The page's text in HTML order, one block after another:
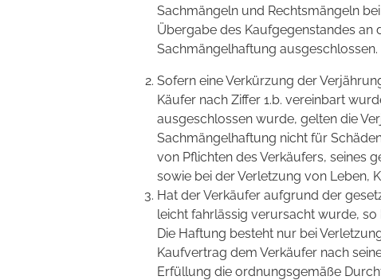
Sachmängeln und Rechtsmängeln
Übergabe des Kaufgegenstandes an
Sachmängelhaftung ausgeschlossen.
Sofern eine Verkürzung der
Käufer nach Ziffer 1.b. vereinbart
ausgeschlossen wurde, gelten die
Sachmängelhaftung nicht für
von Pflichten des Verkäufers, seines
sowie bei der Verletzung von Leben,
Hat der Verkäufer aufgrund der
leicht fahrlässig verursacht wurde,
Die Haftung besteht nur bei
Kaufvertrag dem Verkäufer nach
Erfüllung die ordnungsgemäße